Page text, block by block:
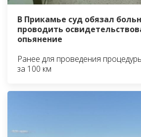
В Прикамье суд обязал
проводить
опьянение
Ранее для проведения
за 100 км